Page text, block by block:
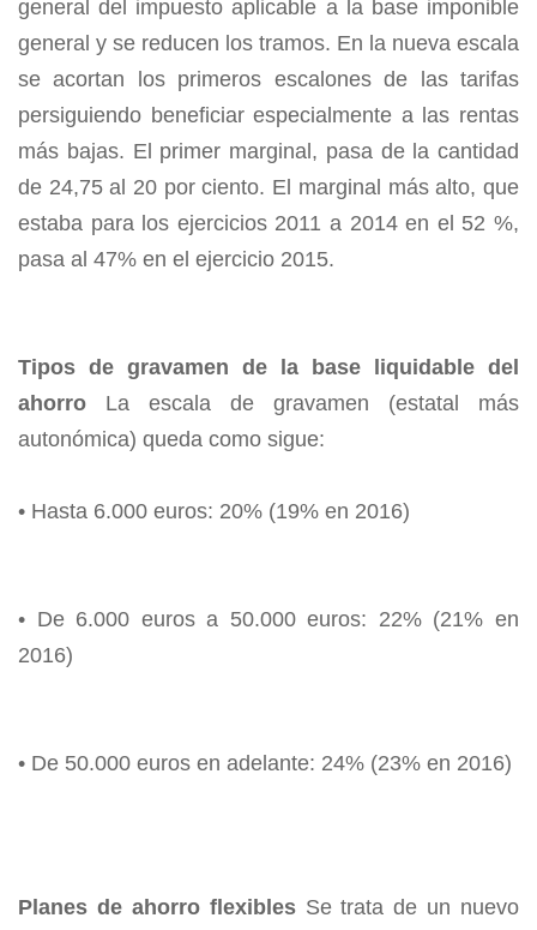
general del impuesto aplicable a la base imponible
general y se reducen los tramos. En la nueva escala
se acortan los primeros escalones de las tarifas
persiguiendo beneficiar especialmente a las rentas
más bajas. El primer marginal, pasa de la cantidad
de 24,75 al 20 por ciento. El marginal más alto, que
estaba para los ejercicios 2011 a 2014 en el 52 %,
pasa al 47% en el ejercicio 2015.
Tipos de gravamen de la base liquidable del
ahorro La escala de gravamen (estatal más
autonómica) queda como sigue:
• Hasta 6.000 euros: 20% (19% en 2016)
• De 6.000 euros a 50.000 euros: 22% (21% en
2016)
• De 50.000 euros en adelante: 24% (23% en 2016)
Planes de ahorro flexiblesSe trata de un nuevo